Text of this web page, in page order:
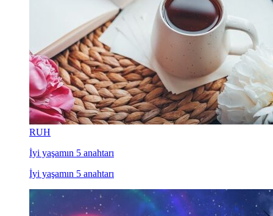
RUH
İyi yaşamın 5 anahtarı
İyi yaşamın 5 anahtarı